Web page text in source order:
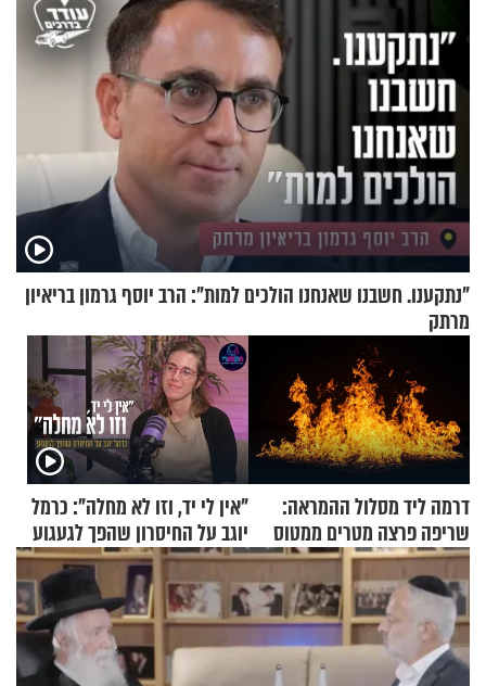
"נתקענו. חשבנו שאנחנו הולכים למות": הרב יוסף גרמון בריאיון
מרתק
דרמה ליד מסלול ההמראה:
שריפה פרצה מטרים ממטוס
מלא בנוסעים
"אין לי יד, וזו לא מחלה": כרמל
יוגב על החיסרון שהפך לגעגוע